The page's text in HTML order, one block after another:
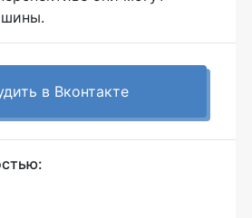
в Вконтакте